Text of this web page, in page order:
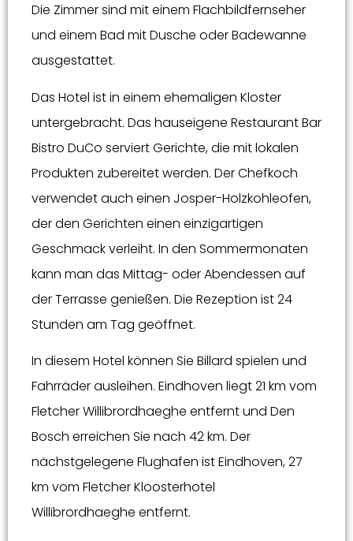
Die Zimmer sind mit einem Flachbildfernseher
und einem Bad mit Dusche oder Badewanne
ausgestattet.
Das Hotel ist in einem ehemaligen Kloster
untergebracht. Das hauseigene Restaurant Bar
Bistro DuCo serviert Gerichte, die mit lokalen
Produkten zubereitet werden. Der Chefkoch
verwendet auch einen Josper-Holzkohleofen,
der den Gerichten einen einzigartigen
Geschmack verleiht. In den Sommermonaten
kann man das Mittag- oder Abendessen auf
der Terrasse genießen. Die Rezeption ist 24
Stunden am Tag geöffnet.
In diesem Hotel können Sie Billard spielen und
Fahrräder ausleihen. Eindhoven liegt 21 km vom
Fletcher Willibrordhaeghe entfernt und Den
Bosch erreichen Sie nach 42 km. Der
nächstgelegene Flughafen ist Eindhoven, 27
km vom Fletcher Kloosterhotel
Willibrordhaeghe entfernt.